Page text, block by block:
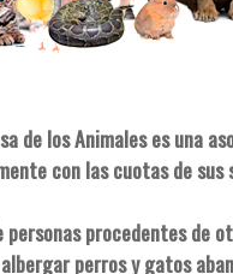
de los Animales es una
con las cuotas de sus
procedentes de
perros y gatos